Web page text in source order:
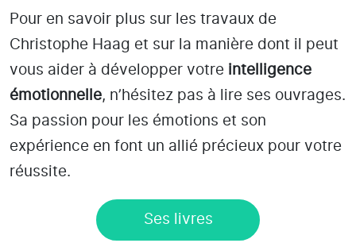
Pour en savoir plus sur les travaux de
Christophe Haag et sur la manière dont il peut
vous aider à développer votre intelligence
émotionnelle, n’hésitez pas à lire ses ouvrages.
Sa passion pour les émotions et son
expérience en font un allié précieux pour votre
réussite.
Ses livres